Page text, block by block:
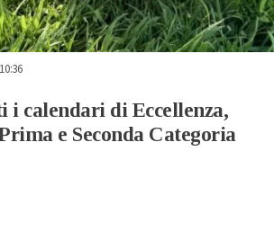
i calendari di Eccellenza,
e Seconda Categoria